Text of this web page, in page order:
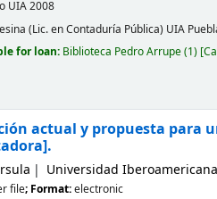
UIA2008
(Lic. en Contaduría Pública) UIA
for loan: Biblioteca Pedro Arrupe(1)
actual y propuesta para
Universidad
file; Format:electronic